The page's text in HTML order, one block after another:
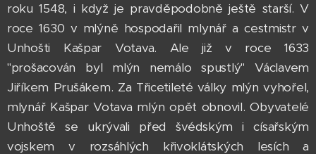
roku 1548, i když je pravděpodobně ještě starší. V
roce 1630 v mlýně hospodařil mlynář a cestmistr v
Unhošti Kašpar Votava. Ale již v roce 1633
"prošacován byl mlýn nemálo spustlý" Václavem
Jiříkem Prušákem. Za Třicetileté války mlýn vyhořel,
mlynář Kašpar Votava mlýn opět obnovil. Obyvatelé
Unhoště se ukrývali před švédským i císařským
vojskem v rozsáhlých křivoklátských lesích a